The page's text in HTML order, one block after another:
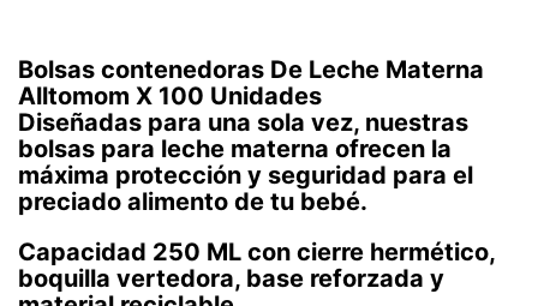
Bolsas contenedoras De Leche Materna
Alltomom X 100 Unidades
Diseñadas para una sola vez, nuestras
bolsas para leche materna ofrecen la
máxima protección y seguridad para el
preciado alimento de tu bebé.
Capacidad 250 ML con cierre hermético,
boquilla vertedora, base reforzada y